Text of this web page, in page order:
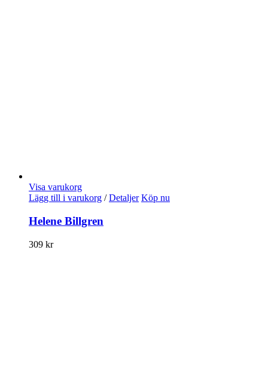
Visa varukorg
Lägg till i varukorg / Detaljer Köp nu
Helene Billgren
309 kr